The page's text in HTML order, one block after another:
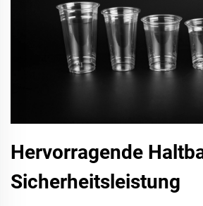
Hervorragende
Sicherheitsleistung